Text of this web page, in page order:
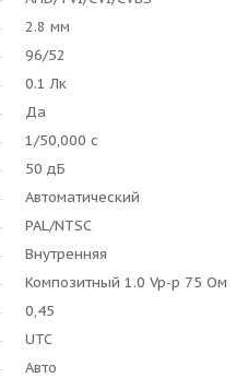
2.8 мм
96/52
0.1 Лк
Да
1/50,000 c
50 дБ
Автоматический
PAL/NTSC
Внутренняя
Композитный 1.0 Vp-p 75 Ом
0,45
UTC
Авто